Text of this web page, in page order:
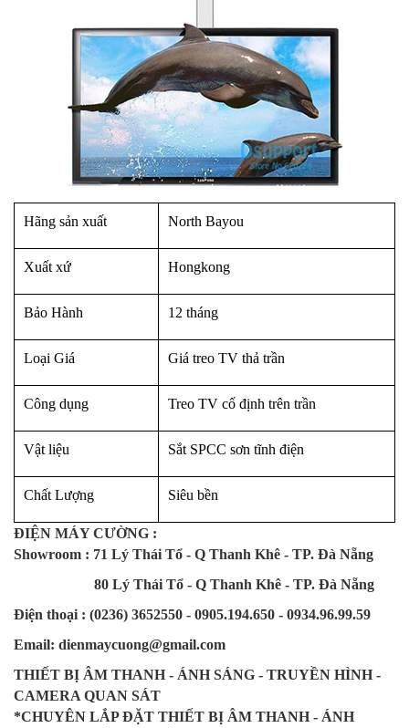
Hãng sản xuất North Bayou
Xuất xứ Hongkong
Bảo Hành 12 tháng
Loại Giá Giá treo TV thả trần
Công dụng Treo TV cố định trên trần
Vật liệu Sắt SPCC sơn tĩnh điện
Chất Lượng Siêu bền
ĐIỆN MÁY CƯỜNG :
Showroom : 71 Lý Thái Tổ - Q Thanh Khê - TP. Đà Nẵng
80 Lý Thái Tổ - Q Thanh Khê - TP. Đà Nẵng
Điện thoại : (0236) 3652550 - 0905.194.650 - 0934.96.99.59
Email: dienmaycuong@gmail.com
THIẾT BỊ ÂM THANH - ÁNH SÁNG - TRUYỀN HÌNH -
CAMERA QUAN SÁT
*CHUYÊN LẮP ĐẶT THIẾT BỊ ÂM THANH - ÁNH